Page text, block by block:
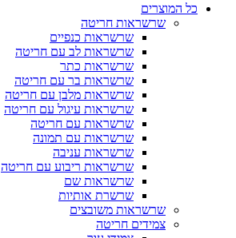
כל המוצרים
שרשראות חריטה
שרשראות כנפיים
שרשראות לב עם חריטה
שרשראות כתר
שרשראות בר עם חריטה
שרשראות מלבן עם חריטה
שרשראות עיגול עם חריטה
שרשראות עם חריטה
שרשראות עם תמונה
שרשראות עניבה
שרשראות ריבוע עם חריטה
שרשראות שם
שרשרת אותיות
שרשראות משובצים
צמידים חריטה